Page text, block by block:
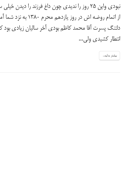
نبودی واین 25 روز را ندیدی چون داغ فرزند را
از اتمام روضه اش در
دلتنگ پسرت آقا محمد کاظم بودی آخر سالیان زیادی بود
انتطار کشیدی ولی...
بیشتر بدانید...